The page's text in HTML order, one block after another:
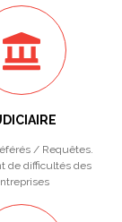
/ Requêtes.
de difficultés des